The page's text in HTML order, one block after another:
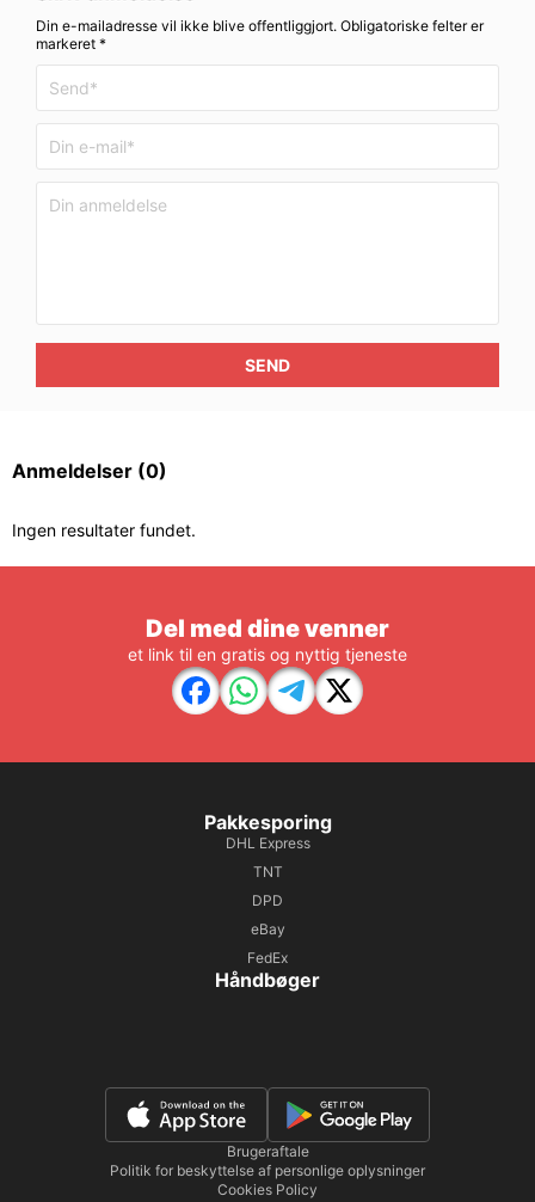
Din e-mailadresse vil ikke blive offentliggjort. Obligatoriske felter er
markeret *
SEND
Anmeldelser (0)
Ingen resultater fundet.
Del med dine venner
et link til en gratis og nyttig tjeneste
Pakkesporing
DHL Express
TNT
DPD
eBay
FedEx
Håndbøger
Brugeraftale
Politik for beskyttelse af personlige oplysninger
Cookies Policy